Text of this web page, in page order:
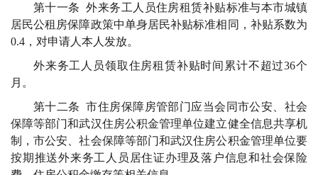
第十一条 外来务工人员住房租赁补贴标准与本市城镇
居民公租房保障政策中单身居民补贴标准相同，补贴系数为
0.4，对申请人本人发放。
外来务工人员领取住房租赁补贴时间累计不超过36个
月。
第十二条 市住房保障房管部门应当会同市公安、社会
保障等部门和武汉住房公积金管理单位建立健全信息共享机
制，市公安、社会保障等部门和武汉住房公积金管理单位要
按期推送外来务工人员居住证办理及落户信息和社会保险